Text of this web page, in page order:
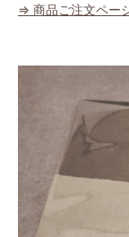
⇒ 商品ご注文ペー